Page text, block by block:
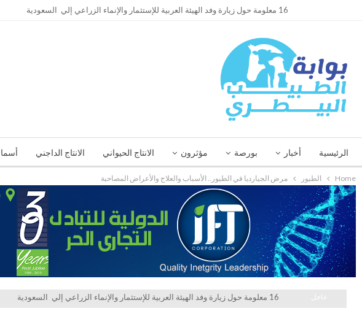
16 معلومة حول زيارة وفد الهيئة العربية للإستثمار والإنماء الزراعي إلي السعودية
الرئيسية أخبار بورصة مؤثرون الانتاج الحيواني الانتاج الداجني
Home الطيور مرض الجيارديا في الطيور.. الأسباب والعلاج والأعراض المصاحبة
16 معلومة حول زيارة وفد الهيئة العربية للإستثمار والإنماء الزراعي إلي السعودية